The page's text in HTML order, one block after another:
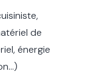
de
énergie